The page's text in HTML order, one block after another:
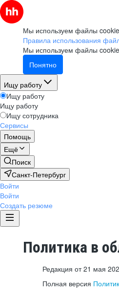
Мы используем файлы
Правила использования
Мы используем файлы
Понятно
Ищу работу
Ищу работу
Ищу работу
Ищу сотрудника
Сервисы
Помощь
Ещё
Поиск
Санкт-Петербург
Войти
Войти
Создать резюме
Политика в
Редакция от 21 мая
Полная версия